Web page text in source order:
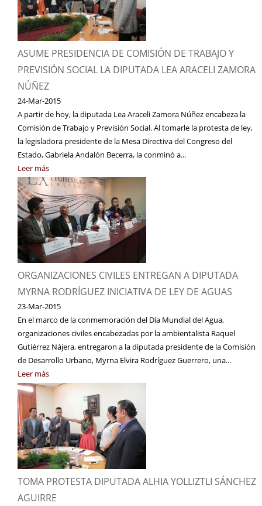
ASUME PRESIDENCIA DE COMISIÓN DE TRABAJO Y
PREVISIÓN SOCIAL LA DIPUTADA LEA ARACELI ZAMORA
NÚÑEZ
24-Mar-2015
A partir de hoy, la diputada Lea Araceli Zamora Núñez encabeza la
Comisión de Trabajo y Previsión Social. Al tomarle la protesta de ley,
la legisladora presidente de la Mesa Directiva del Congreso del
Estado, Gabriela Andalón Becerra, la conminó a...
Leer más
ORGANIZACIONES CIVILES ENTREGAN A DIPUTADA
MYRNA RODRÍGUEZ INICIATIVA DE LEY DE AGUAS
23-Mar-2015
En el marco de la conmemoración del Día Mundial del Agua,
organizaciones civiles encabezadas por la ambientalista Raquel
Gutiérrez Nájera, entregaron a la diputada presidente de la Comisión
de Desarrollo Urbano, Myrna Elvira Rodríguez Guerrero, una...
Leer más
TOMA PROTESTA DIPUTADA ALHIA YOLLIZTLI SÁNCHEZ
AGUIRRE